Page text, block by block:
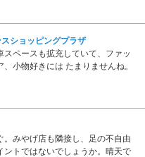
ショッピングプラザ
スペースも拡充していて、ファッ
小物好きには たまりませんね。
。みやげ店も隣接し、足の不自由
ントではないでしょうか。晴天で